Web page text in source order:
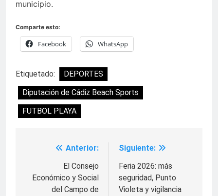
municipio.
Comparte esto:
Facebook WhatsApp
Etiquetado:
DEPORTES
Diputación de Cádiz Beach Sports
FUTBOL PLAYA
Navegación
entradas
Anterior:
El Consejo
Económico y Social
del Campo de
Siguiente:
Feria 2026: más
seguridad, Punto
Violeta y vigilancia